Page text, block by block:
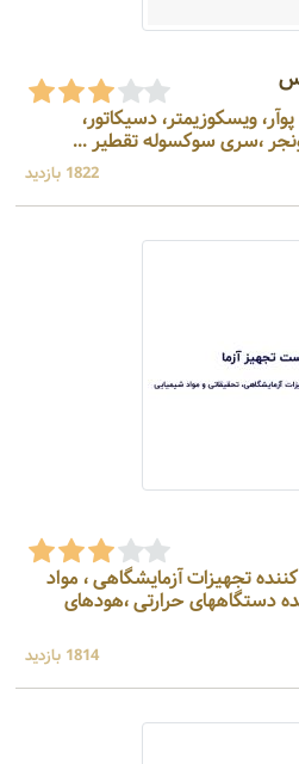
، پوآر، ویسکوزیمتر، دسیکاتور،
،سری سوکسوله تقطیر ...
1822 بازدید
، وارد کننده وارد کننده تجهیزات آزمایشگاهی ، مواد
دستگاههای حرارتی ،هودهای
1814 بازدید